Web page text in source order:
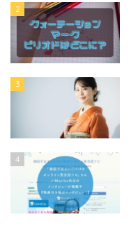
2
3
4